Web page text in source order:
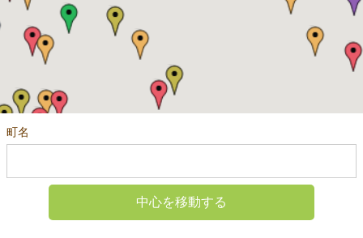
町名
中心を移動する